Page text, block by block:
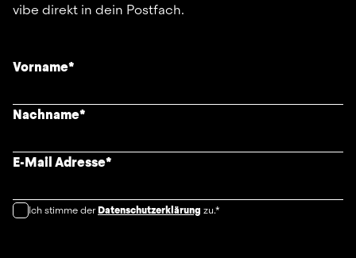
vibe direkt in dein Postfach.
Vorname*
Nachname*
E-Mail Adresse*
Ich stimme derDatenschutzerklärung zu.*